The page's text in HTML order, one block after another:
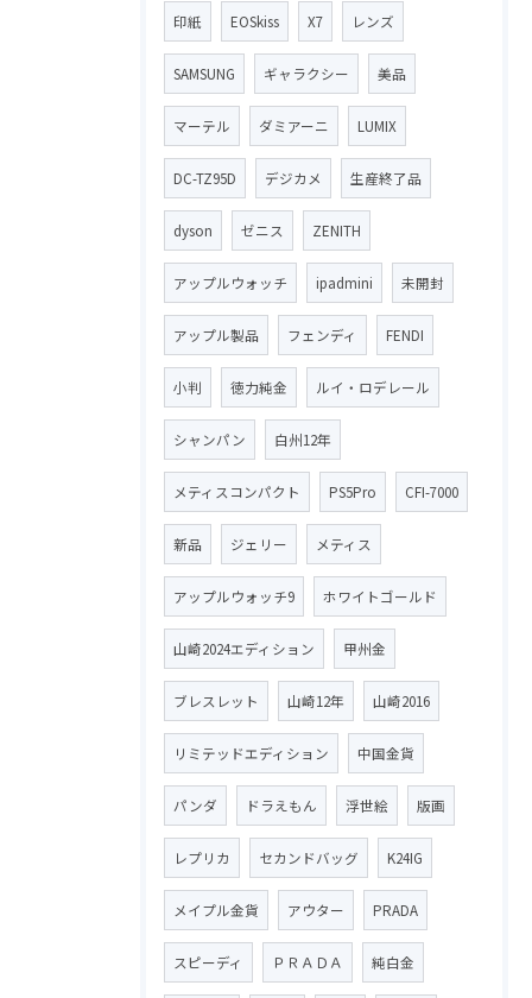
印紙 EOSkiss X7 レンズ
SAMSUNG ギャラクシー 美品
マーテル ダミアーニ LUMIX
DC-TZ95D デジカメ 生産終了品
dyson ゼニス ZENITH
アップルウォッチ ipadmini 未開封
アップル製品 フェンディ FENDI
小判 徳力純金 ルイ・ロデレール
シャンパン 白州12年
メティスコンパクト PS5Pro CFI-7000
新品 ジェリー メティス
アップルウォッチ9 ホワイトゴールド
山崎2024エディション 甲州金
ブレスレット 山崎12年 山崎2016
リミテッドエディション 中国金貨
パンダ ドラえもん 浮世絵 版画
レプリカ セカンドバッグ K24IG
メイプル金貨 アウター PRADA
スピーディ ＰＲＡＤＡ 純白金